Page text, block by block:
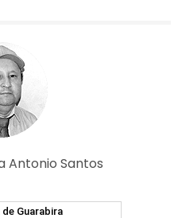
Antonio Santos